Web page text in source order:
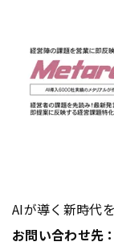
AIが導く新時代
お問い合わせ先：